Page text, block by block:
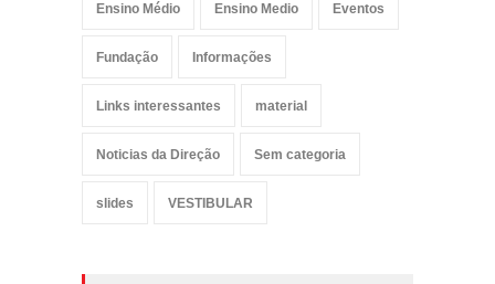
Ensino Médio Ensino Medio Eventos
Fundação Informações
Links interessantes material
Noticias da Direção Sem categoria
slides VESTIBULAR